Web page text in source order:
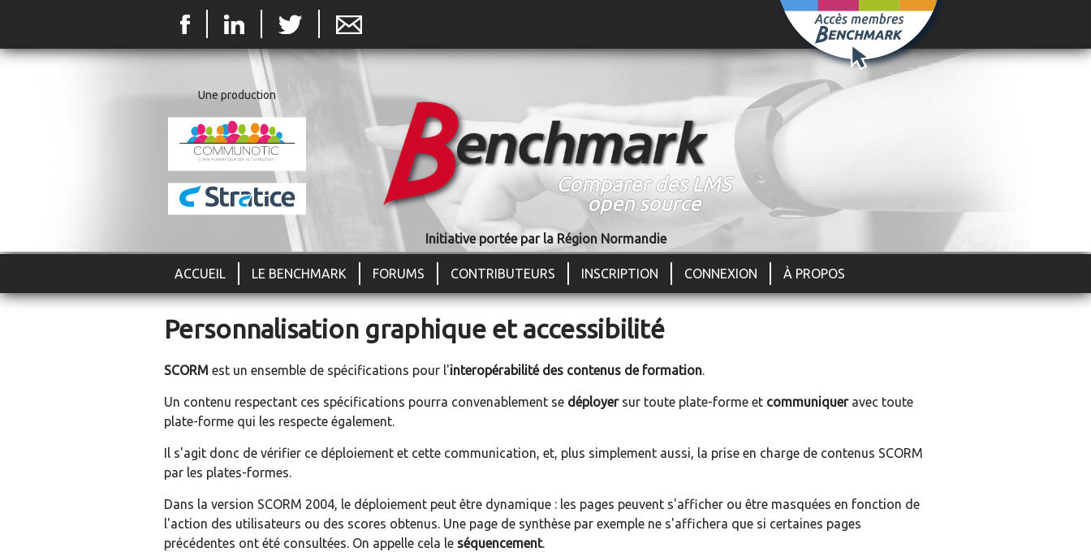
Comparer des LMS
open source
Initiative portée par la Région Normandie
Une production
ACCUEIL LE BENCHMARK FORUMS CONTRIBUTEURS INSCRIPTION CONNEXION À PROPOS
Personnalisation graphique et accessibilité
SCORM est un ensemble de spécifications pour l'interopérabilité des contenus de formation.
Un contenu respectant ces spécifications pourra convenablement se déployersur toute plate-forme et communiqueravec toute
plate-forme qui les respecte également.
Il s'agit donc de vérifier ce déploiement et cette communication, et, plus simplement aussi, la prise en charge de contenus SCORM
par les plates-formes.
Dans la version SCORM 2004, le déploiement peut être dynamique : les pages peuvent s'afficher ou être masquées en fonction de
l'action des utilisateurs ou des scores obtenus. Une page de synthèse par exemple ne s'affichera que si certaines pages
précédentes ont été consultées. On appelle cela le séquencement.